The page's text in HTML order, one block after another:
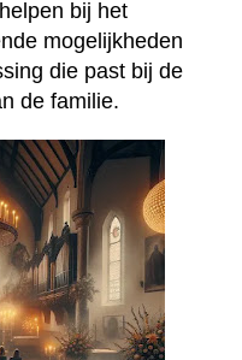
bij het
mogelijkheden
die past bij de
de familie.